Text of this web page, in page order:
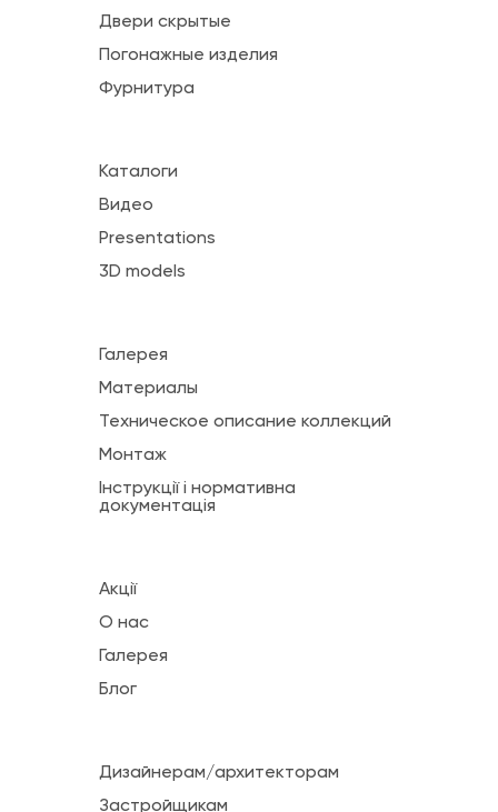
Двери скрытые
Погонажные изделия
Фурнитура
Каталоги
Видео
Presentations
3D models
Галерея
Материалы
Техническое описание коллекций
Монтаж
Інструкції і нормативна
документація
Акції
О нас
Галерея
Блог
Дизайнерам/архитекторам
Застройщикам